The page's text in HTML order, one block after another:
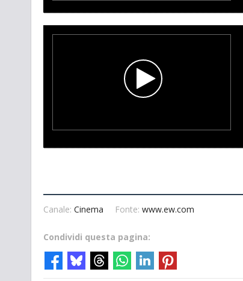
Canale: Cinema Fonte: www.ew.com
Condividi questa pagina: